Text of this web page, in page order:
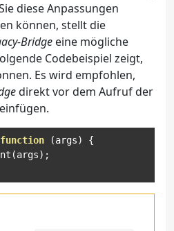
diese Anpassungen
können, stellt die
Bridge eine mögliche
Codebeispiel zeigt,
Es wird empfohlen,
direkt vor dem Aufruf der
function (args)
{
(args);